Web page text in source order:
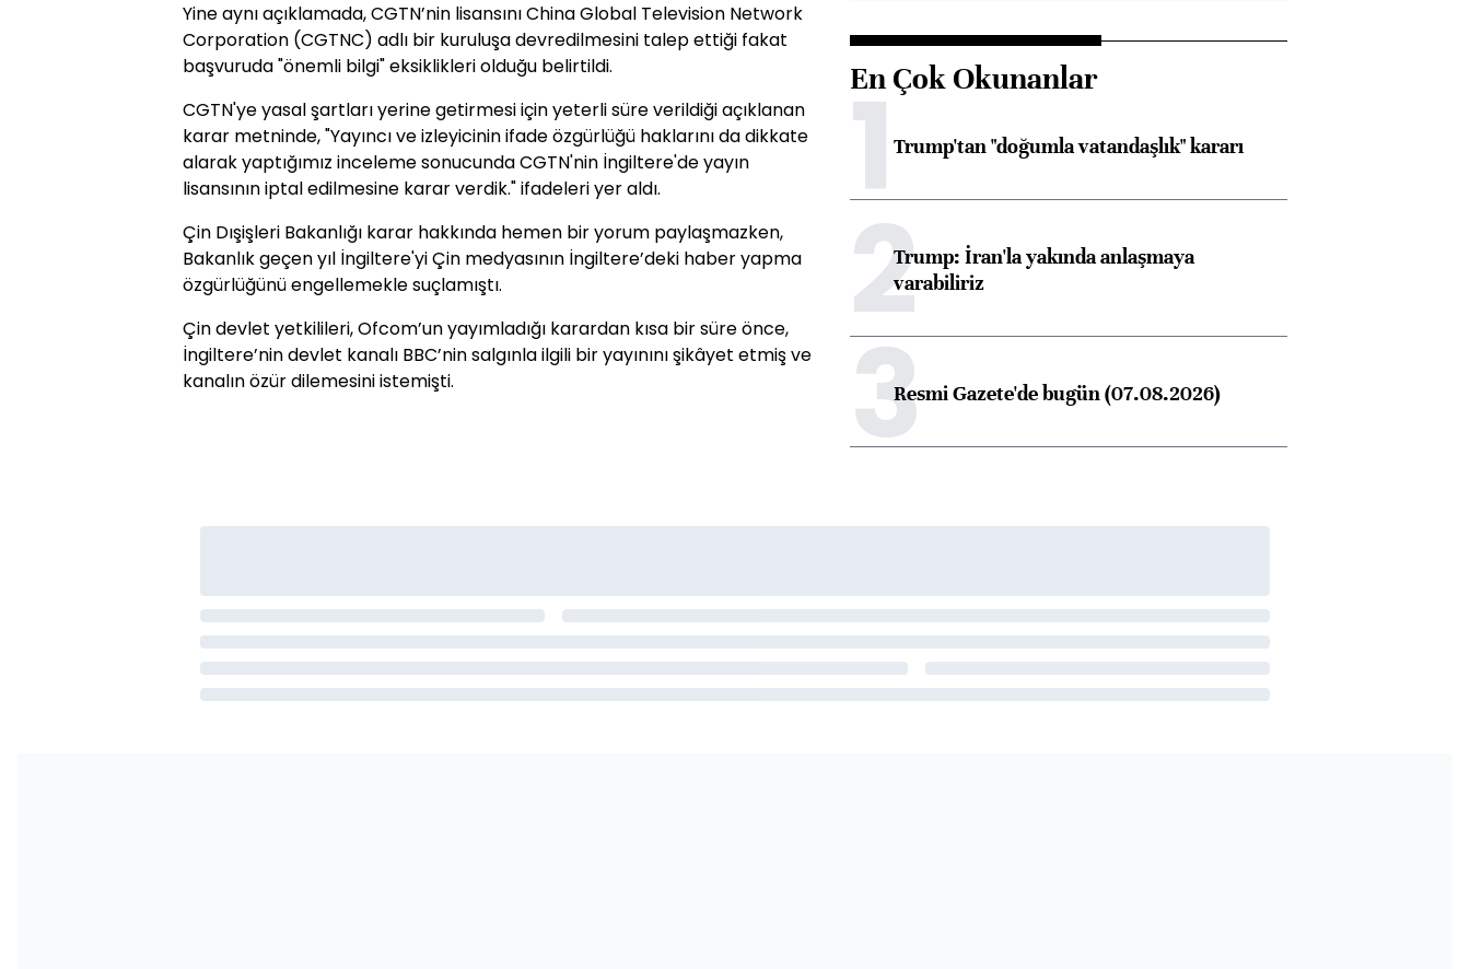
Yine aynı açıklamada, CGTN’nin lisansını China Global Television Network
Corporation (CGTNC) adlı bir kuruluşa devredilmesini talep ettiği fakat
başvuruda "önemli bilgi" eksiklikleri olduğu belirtildi.
CGTN'ye yasal şartları yerine getirmesi için yeterli süre verildiği açıklanan
karar metninde, "Yayıncı ve izleyicinin ifade özgürlüğü haklarını da dikkate
alarak yaptığımız inceleme sonucunda CGTN'nin İngiltere'de yayın
lisansının iptal edilmesine karar verdik." ifadeleri yer aldı.
Çin Dışişleri Bakanlığı karar hakkında hemen bir yorum paylaşmazken,
Bakanlık geçen yıl İngiltere'yi Çin medyasının İngiltere’deki haber yapma
özgürlüğünü engellemekle suçlamıştı.
Çin devlet yetkilileri, Ofcom’un yayımladığı karardan kısa bir süre önce,
İngiltere’nin devlet kanalı BBC’nin salgınla ilgili bir yayınını şikâyet etmiş ve
kanalın özür dilemesini istemişti.
En Çok Okunanlar
1Trump'tan "doğumla vatandaşlık" kararı
2Trump: İran'la yakında anlaşmaya
varabiliriz
3Resmi Gazete'de bugün (07.08.2026)